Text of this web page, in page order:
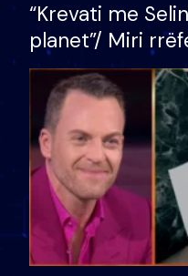
“Krevati me
planet”/ Miri
bukura në
mungojë zilja e